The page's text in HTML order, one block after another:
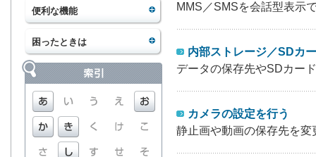
便利な機能
困ったときは
MMS／SMSを会話型表示
内部ストレージ／SDカ
データの保存先やSDカー
カメラの設定を行う
静止画や動画の保存先を